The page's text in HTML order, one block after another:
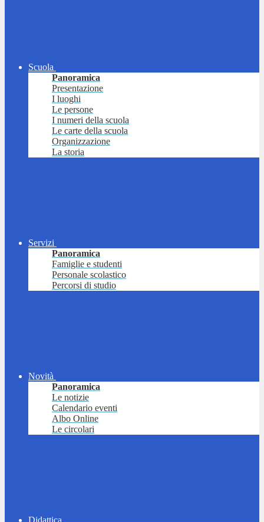
Scuola
Panoramica
Presentazione
I luoghi
Le persone
I numeri della scuola
Le carte della scuola
Organizzazione
La storia
Servizi
Panoramica
Famiglie e studenti
Personale scolastico
Percorsi di studio
Novità
Panoramica
Le notizie
Calendario eventi
Albo Online
Le circolari